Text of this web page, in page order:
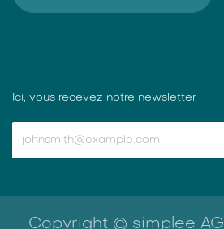
Ici, vous recevez notre newsletter
Copyright © simplee AG